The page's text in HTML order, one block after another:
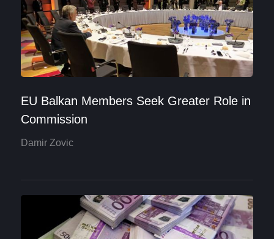
EU Balkan Members Seek Greater Role in
Commission
Damir Zovic